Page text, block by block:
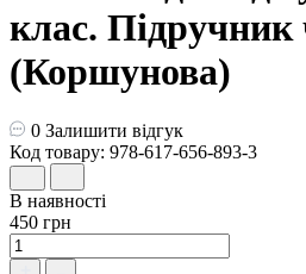
клас. Підручник
(Коршунова)
0 Залишити відгук
Код товару: 978-617-656-893-3
В наявності
450 грн